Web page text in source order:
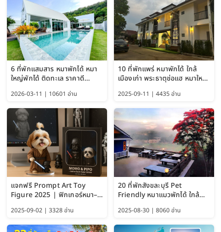
6 ที่พักแสมสาร หมาพักได้ หมา
ใหญ่พักได้ ติดทะเล ราคาดี
2026-03-11 | 10601 อ่าน
10 ที่พักแพร่ หมาพักได้ ใกล้
เมืองเก่า พระธาตุช่อแฮ หมาใหญ่
2025-09-11 | 4435 อ่าน
แจกฟรี Prompt Art Toy
Figure 2025 | ฟิกเกอร์หมา–
ChatGPT และ Gemini
2025-09-02 | 3328 อ่าน
20 ที่พักสังขละบุรี Pet
Friendly หมาแมวพักได้ ใกล้
2025-08-30 | 8060 อ่าน